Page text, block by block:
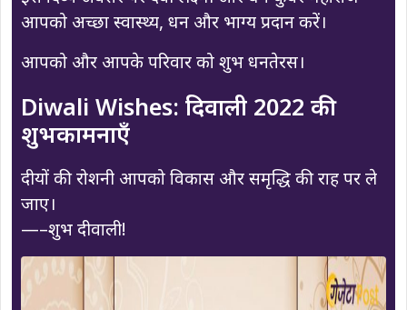
आपको अच्छा स्वास्थ्य, धन और भाग्य प्रदान करें।
आपको और आपके परिवार को शुभ धनतेरस।
Diwali Wishes: दिवाली 2022 की
शुभकामनाएँ
दीयों की रोशनी आपको विकास और समृद्धि की राह पर ले
जाए।
—–शुभ दीवाली!